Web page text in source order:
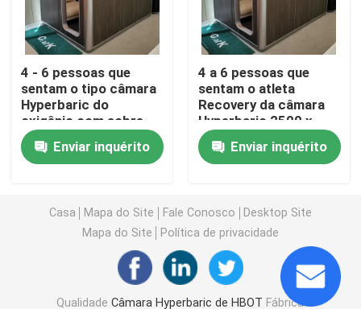
Câmara Hyperbaric de Hardshell
Câmara Hyperbaric de assento
Recuperação dos esportes da câmara Hyperbaric
Câmara Hyperbaric do oxigênio de Monoplace
Câmara Hyperbaric de Multiplace
4 - 6 pessoas que
sentam o tipo câmara
Hyperbaric do
oxigênio com sobre
abastecimento de
oxigênio de 90%
Enviar inquérito
4 a 6 pessoas que
sentam o atleta
Recovery da câmara
Hyperbaric 2500 x
1800 x 2000mm
Enviar inquérito
Casa Mapa do Site Fale Conosco
Desktop Site
Mapa do Site
Política de privacidade
QualidadeCâmara Hyperbaric de HBOT Fábrica